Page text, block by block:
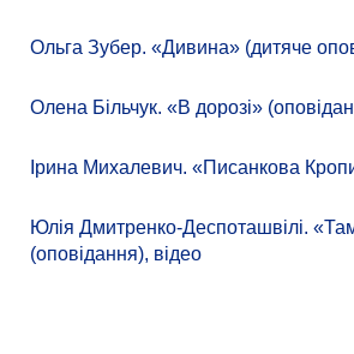
Ольга Зубер. «Дивина» (дитяче
Олена Більчук. «В дорозі»
Ірина Михалевич. «Писанкова
Юлія Дмитренко-Деспоташвілі.
(оповідання), відео